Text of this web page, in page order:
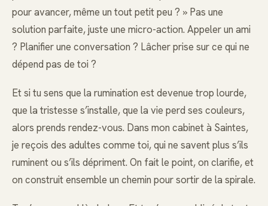
pour avancer, même un tout petit peu ? » Pas une
solution parfaite, juste une micro-action. Appeler un ami
? Planifier une conversation ? Lâcher prise sur ce qui ne
dépend pas de toi ?
Et si tu sens que la rumination est devenue trop lourde,
que la tristesse s’installe, que la vie perd ses couleurs,
alors prends rendez-vous. Dans mon cabinet à Saintes,
je reçois des adultes comme toi, qui ne savent plus s’ils
ruminent ou s’ils dépriment. On fait le point, on clarifie, et
on construit ensemble un chemin pour sortir de la spirale.